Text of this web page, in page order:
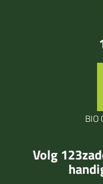
BIO
Volg